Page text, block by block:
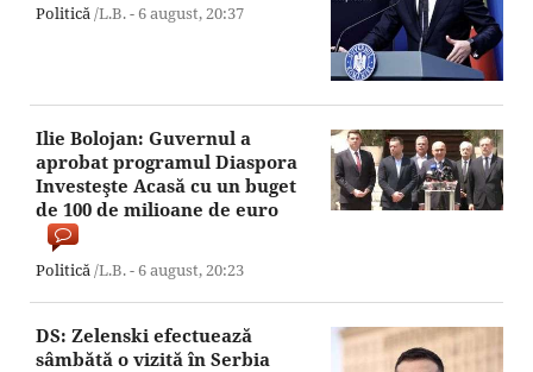
Politică /L.B. -6 august, 20:37
Ilie Bolojan: Guvernul a
aprobat programul Diaspora
Investeşte Acasă cu un buget
de 100 de milioane de euro
Politică /L.B. -6 august, 20:23
DS: Zelenski efectuează
sâmbătă o vizită în Serbia